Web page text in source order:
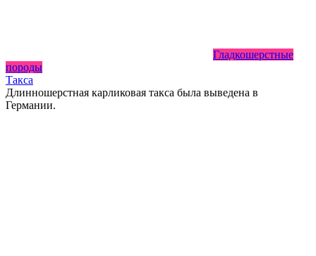
Гладкошерстные
породы
Такса
Длинношерстная карликовая такса была выведена в
Германии.